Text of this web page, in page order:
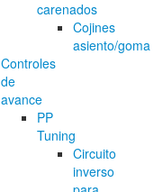
carenados
Cojines
asiento/goma
Controles
de
avance
PP
Tuning
Circuito
inverso